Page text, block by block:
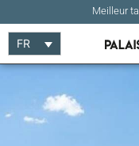
Meilleur
FR